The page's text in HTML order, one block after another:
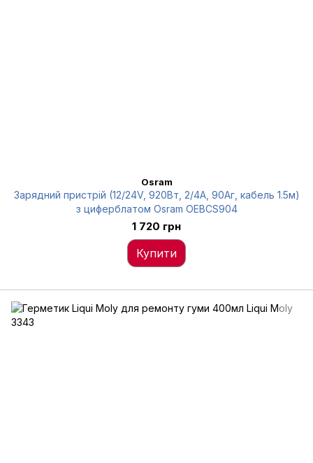
Osram
Зарядний пристрій (12/24V, 920Вт, 2/4А, 90Аг, кабель 1.5м)
з циферблатом Osram OEBCS904
1 720 грн
Купити